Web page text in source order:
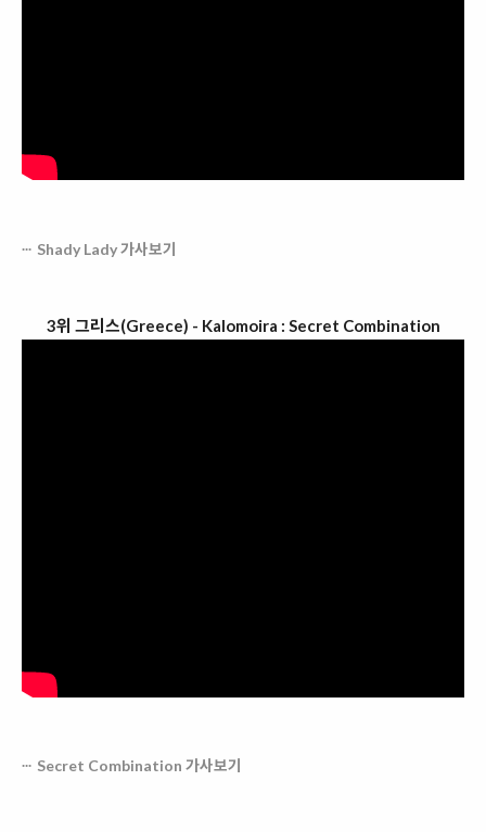
Shady Lady 가사보기
3위 그리스(Greece) - Kalomoira : Secret Combination
Secret Combination 가사보기